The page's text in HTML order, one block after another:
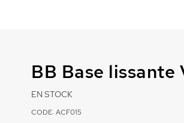
BB Base lissante
EN STOCK
CODE: ACF015